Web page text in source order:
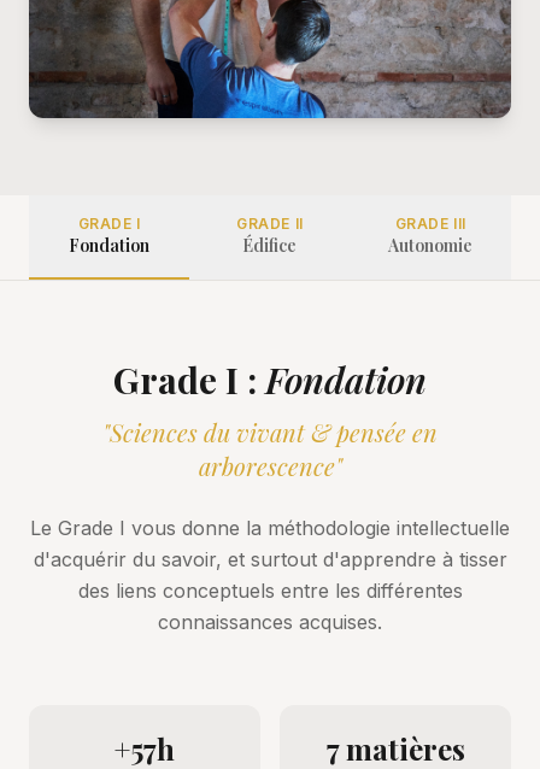
GRADE I
Fondation
GRADE II
Édifice
GRADE III
Autonomie
Grade I :Fondation
"Sciences du vivant & pensée en
arborescence"
Le Grade I vous donne la méthodologie intellectuelle
d'acquérir du savoir, et surtout d'apprendre à tisser
des liens conceptuels entre les différentes
connaissances acquises.
+57h 7 matières